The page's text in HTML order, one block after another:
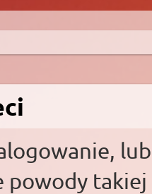
powody takiej